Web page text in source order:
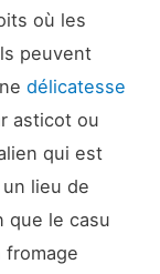
où les
peuvent
délicatesse
asticot ou
qui est
lieu de
que le casu
fromage